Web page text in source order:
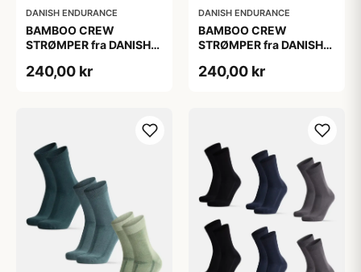
DANISH ENDURANCE
BAMBOO CREW
STRØMPER fra DANISH
Mørkegrøn | Lysegrøn |
240,00 kr
DANISH ENDURANCE
BAMBOO CREW
STRØMPER fra DANISH
Mørkegrøn | Lysegrøn |
240,00 kr